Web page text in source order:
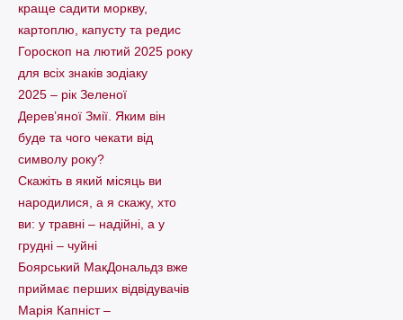
краще садити моркву,
картоплю, капусту та редис
Гороскоп на лютий 2025 року
для всіх знаків зодіаку
2025 – рік Зеленої
Дерев’яної Змії. Яким він
буде та чого чекати від
символу року?
Скажіть в який місяць ви
народилися, а я скажу, хто
ви: у травні – надійні, а у
грудні – чуйні
Боярський МакДональдз вже
приймає перших відвідувачів
Марія Капніст –